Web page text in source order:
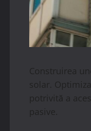
Construirea
solar.
potrivită a
pasive.